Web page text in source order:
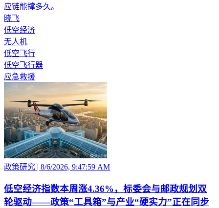
应链能撑多久。
晓飞
低空经济
无人机
低空飞行
低空飞行器
应急救援
政策研究 | 8/6/2026, 9:47:59 AM
低空经济指数本周涨4.36%，标委会与邮政规划双
轮驱动——政策“工具箱”与产业“硬实力”正在同步